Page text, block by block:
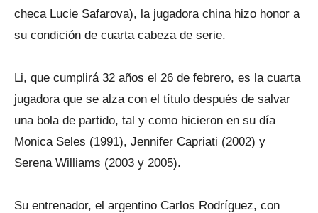
checa Lucie Safarova), la jugadora china hizo honor a
su condición de cuarta cabeza de serie.
Li, que cumplirá 32 años el 26 de febrero, es la cuarta
jugadora que se alza con el título después de salvar
una bola de partido, tal y como hicieron en su día
Monica Seles (1991), Jennifer Capriati (2002) y
Serena Williams (2003 y 2005).
Su entrenador, el argentino Carlos Rodríguez, con